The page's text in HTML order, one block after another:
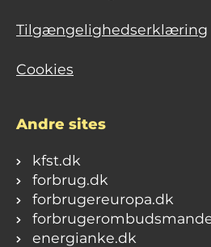
Tilgængelighedserklæring
Cookies
Andre sites
kfst.dk
forbrug.dk
forbrugereuropa.dk
energianke.dk